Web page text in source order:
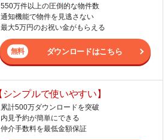
550万件以上の圧倒的な物件数
通知機能で物件を見逃さない
最大5万円のお祝い金がもらえる
ダウンロードはこちら
シンプルで使いやすい】
累計500万ダウンロードを突破
内見予約が簡単にできる
仲介手数料を最低金額保証